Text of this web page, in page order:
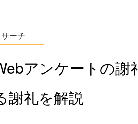
サーチ
アンケートの謝
謝礼を解説